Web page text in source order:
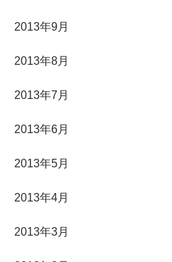
2013年9月
2013年8月
2013年7月
2013年6月
2013年5月
2013年4月
2013年3月